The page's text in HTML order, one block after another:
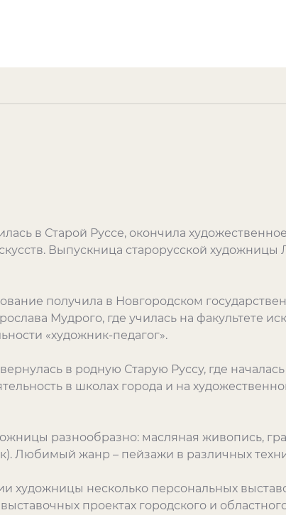
в Старой Руссе, окончила
Выпускница старорусской
получила в Новгородском
Мудрого, где училась на факультете
«художник-педагог».
в родную Старую Руссу, где
в школах города и на
разнообразно: масляная живопись,
Любимый жанр – пейзажи в различных
художницы несколько персональных
проектах городского и